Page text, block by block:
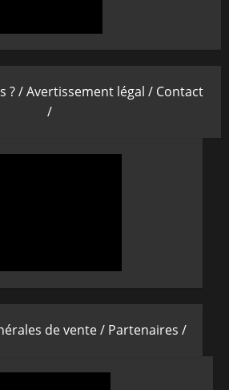
? /Avertissement légal / Contact
/
de vente / Partenaires /